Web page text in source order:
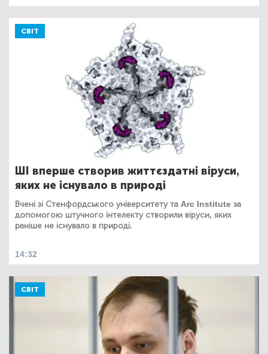
СВІТ
ШІ вперше створив життєздатні віруси,
яких не існувало в природі
Вчені зі Стенфордського університету та Arc Institute за
допомогою штучного інтелекту створили віруси, яких
раніше не існувало в природі.
14:32
СВІТ